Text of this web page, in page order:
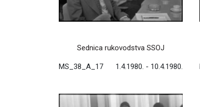
Sednica rukovodstva SSOJ
MS_38_A_17 1.4.1980. - 10.4.1980.